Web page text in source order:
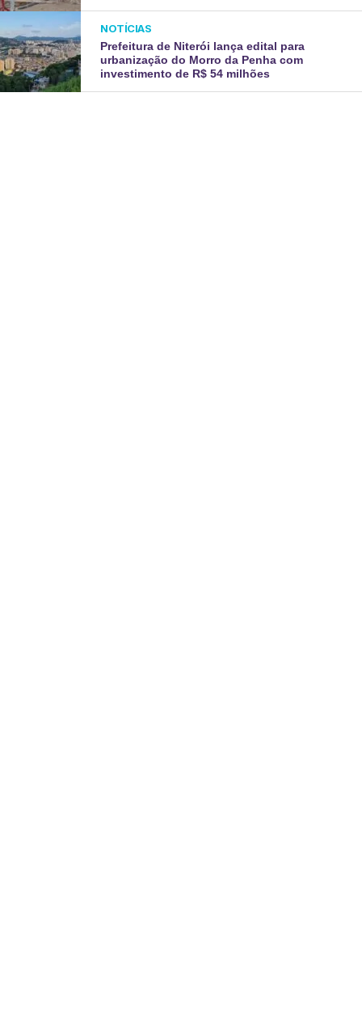
NOTÍCIAS
Prefeitura de Niterói lança edital para
urbanização do Morro da Penha com
investimento de R$ 54 milhões